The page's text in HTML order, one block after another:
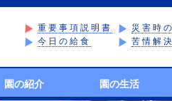
重要事項説明書 災害時
今日の給食
苦情解
園の紹介 園の生活